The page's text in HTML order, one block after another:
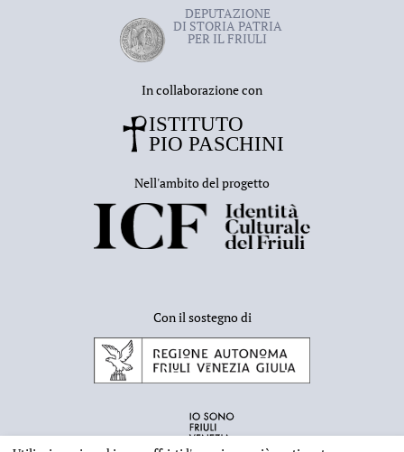
DEPUTAZIONE
DI STORIA PATRIA
PER IL FRIULI
In collaborazione con
Nell'ambito del progetto
Con il sostegno di